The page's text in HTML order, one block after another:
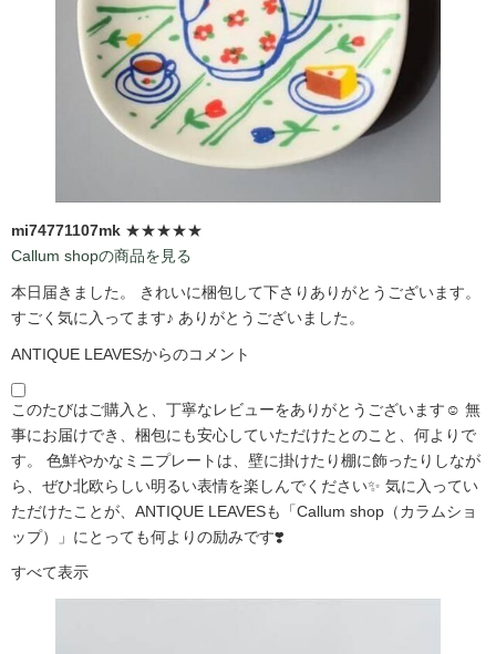
mi74771107mk ★★★★★
Callum shopの商品を見る
本日届きました。 きれいに梱包して下さりありがとうございます。
すごく気に入ってます♪ ありがとうございました。
ANTIQUE LEAVESからのコメント
このたびはご購入と、丁寧なレビューをありがとうございます☺️ 無
事にお届けでき、梱包にも安心していただけたとのこと、何よりで
す。 色鮮やかなミニプレートは、壁に掛けたり棚に飾ったりしなが
ら、ぜひ北欧らしい明るい表情を楽しんでください✨ 気に入ってい
ただけたことが、ANTIQUE LEAVESも「Callum shop（カラムショ
ップ）」にとっても何よりの励みです❣️
すべて表示